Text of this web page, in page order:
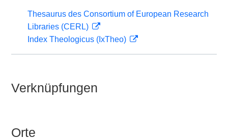
Thesaurus des Consortium of European Research
Libraries (CERL)
Index Theologicus (IxTheo)
Verknüpfungen
Orte